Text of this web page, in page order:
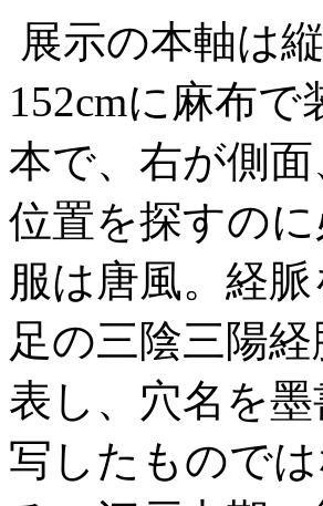
展示の本軸は
152cmに麻布
本で、右が側
位置を探すの
服は唐風。経
足の三陰三陽
表し、穴名を
写したもので